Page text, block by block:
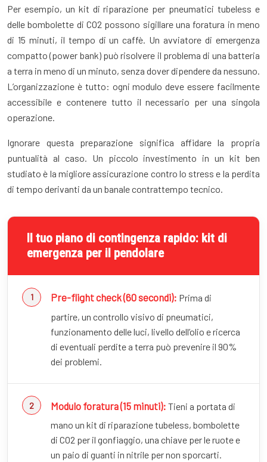
Per esempio, un kit di riparazione per pneumatici tubeless e
delle bombolette di CO2 possono sigillare una foratura in meno
di 15 minuti, il tempo di un caffè. Un avviatore di emergenza
compatto (power bank) può risolvere il problema di una batteria
a terra in meno di un minuto, senza dover dipendere da nessuno.
L’organizzazione è tutto: ogni modulo deve essere facilmente
accessibile e contenere tutto il necessario per una singola
operazione.
Ignorare questa preparazione significa affidare la propria
puntualità al caso. Un piccolo investimento in un kit ben
studiato è la migliore assicurazione contro lo stress e la perdita
di tempo derivanti da un banale contrattempo tecnico.
Il tuo piano di contingenza rapido: kit di
emergenza per il pendolare
Pre-flight check (60 secondi): Prima di
partire, un controllo visivo di pneumatici,
funzionamento delle luci, livello dell’olio e ricerca
di eventuali perdite a terra può prevenire il 90%
dei problemi.
Modulo foratura (15 minuti): Tieni a portata di
mano un kit di riparazione tubeless, bombolette
di CO2 per il gonfiaggio, una chiave per le ruote e
un paio di guanti in nitrile per non sporcarti.